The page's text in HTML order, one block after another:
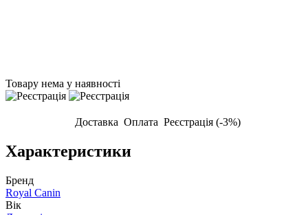
Товару нема у наявності
Доставка Оплата Реєстрація (-3%)
Характеристики
Бренд
Royal Canin
Вік